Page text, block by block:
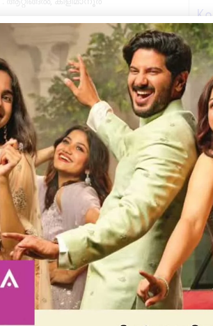
നടത്തി ഒളിവിൽ
ബാലകൃഷ്ണപിളളയുടെ മകൻ
.
വിവിധ ഗവൺമെൻറ്
വിവിധ സ്കൂളുകളിൽ
പേരിൽ നിന്നും പണം
2 -ാം പ്രതിയാണ് ഇയാൾ.
സീലുകളും , വ്യാജ
തുടർന്ന് 2017 സെപ്റ്റംബർ
ക്രിസ്റ്റൽ &
വ്യാജ സീലുകളും